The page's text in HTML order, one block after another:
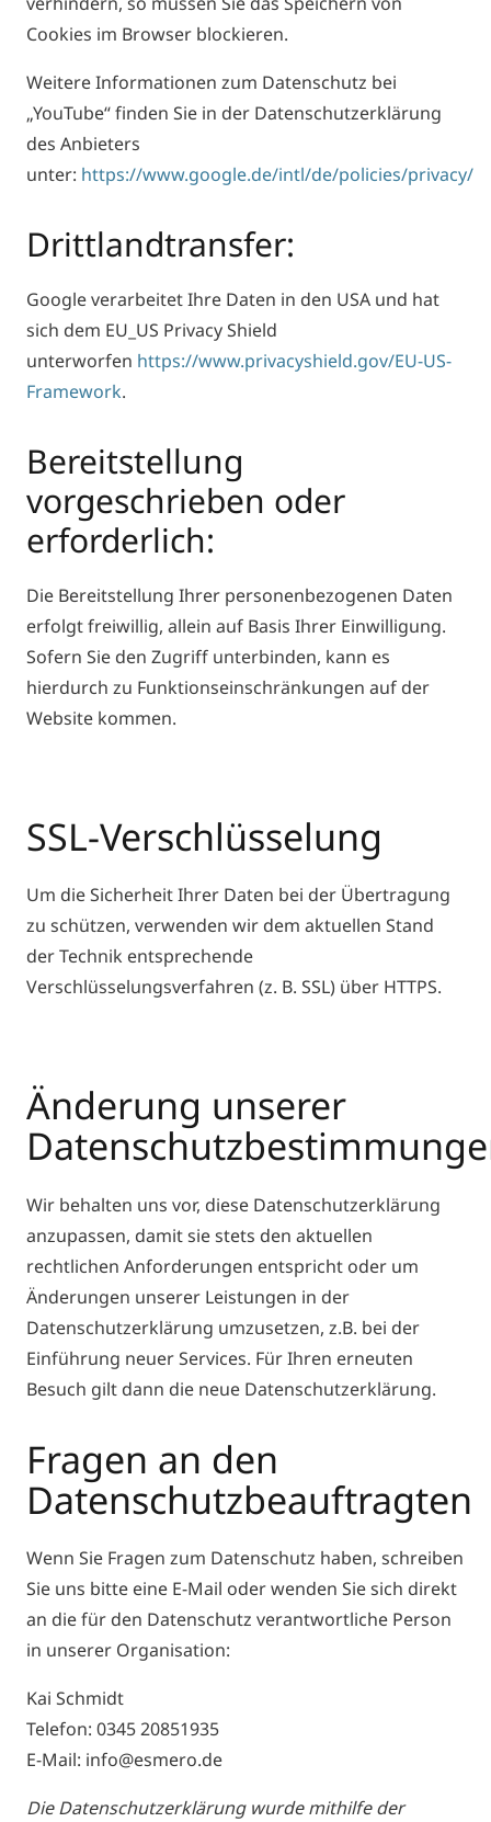
Cookies im Browser blockieren.
Weitere Informationen zum Datenschutz bei
„YouTube“ finden Sie in der Datenschutzerklärung
des Anbieters
unter: https://www.google.de/intl/de/policies/privacy/
Drittlandtransfer:
Google verarbeitet Ihre Daten in den USA und hat
sich dem EU_US Privacy Shield
unterworfen https://www.privacyshield.gov/EU-US-
Framework.
Bereitstellung
vorgeschrieben oder
erforderlich:
Die Bereitstellung Ihrer personenbezogenen Daten
erfolgt freiwillig, allein auf Basis Ihrer Einwilligung.
Sofern Sie den Zugriff unterbinden, kann es
hierdurch zu Funktionseinschränkungen auf der
Website kommen.
SSL-Verschlüsselung
Um die Sicherheit Ihrer Daten bei der Übertragung
zu schützen, verwenden wir dem aktuellen Stand
der Technik entsprechende
Verschlüsselungsverfahren (z. B. SSL) über HTTPS.
Änderung unserer
Wir behalten uns vor, diese Datenschutzerklärung
anzupassen, damit sie stets den aktuellen
rechtlichen Anforderungen entspricht oder um
Änderungen unserer Leistungen in der
Datenschutzerklärung umzusetzen, z.B. bei der
Einführung neuer Services. Für Ihren erneuten
Besuch gilt dann die neue Datenschutzerklärung.
Fragen an den
Datenschutzbeauftragten
Wenn Sie Fragen zum Datenschutz haben, schreiben
Sie uns bitte eine E-Mail oder wenden Sie sich direkt
an die für den Datenschutz verantwortliche Person
in unserer Organisation:
Kai Schmidt
Telefon: 0345 20851935
E-Mail: info@esmero.de
Die Datenschutzerklärung wurde mithilfe der